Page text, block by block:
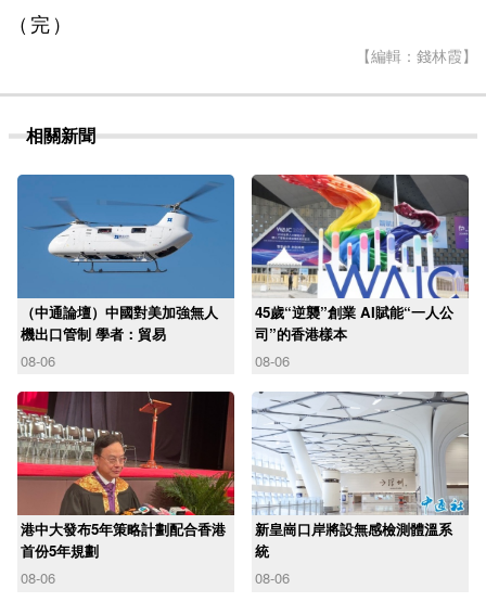
（完）
【編輯：錢林霞】
相關新聞
（中通論壇）中國對美加強無人
機出口管制 學者：貿易
08-06
45歲“逆襲”創業 AI賦能“一人公
司”的香港樣本
08-06
港中大發布5年策略計劃配合香港
首份5年規劃
08-06
新皇崗口岸將設無感檢測體溫系
統
08-06